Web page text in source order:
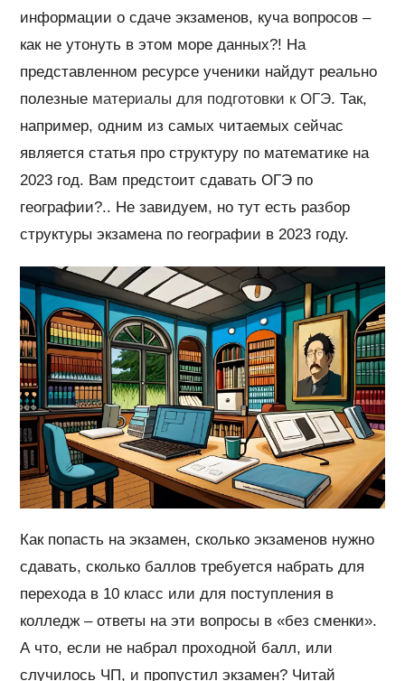
информации о сдаче экзаменов, куча вопросов –
как не утонуть в этом море данных?! На
представленном ресурсе ученики найдут реально
полезные материалы для подготовки к ОГЭ. Так,
например, одним из самых читаемых сейчас
является статья про структуру по математике на
2023 год. Вам предстоит сдавать ОГЭ по
географии?.. Не завидуем, но тут есть разбор
структуры экзамена по географии в 2023 году.
Как попасть на экзамен, сколько экзаменов нужно
сдавать, сколько баллов требуется набрать для
перехода в 10 класс или для поступления в
колледж – ответы на эти вопросы в «без сменки».
А что, если не набрал проходной балл, или
случилось ЧП, и пропустил экзамен? Читай